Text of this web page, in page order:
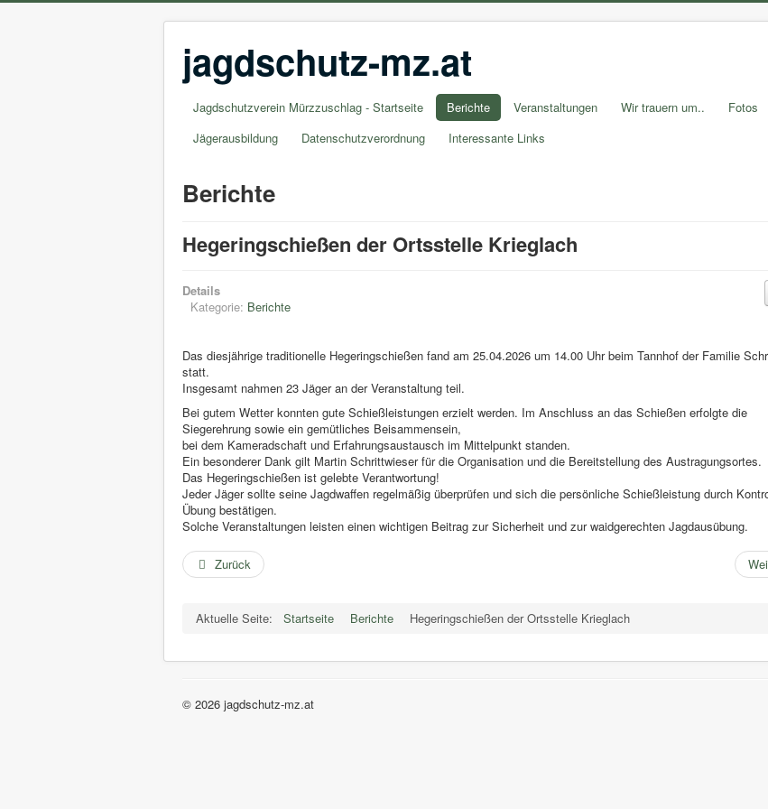
jagdschutz-mz.at
Jagdschutzverein Mürzzuschlag - Startseite Berichte Veranstaltungen Wir trauern um.. Fotos
Jägerausbildung
Datenschutzverordnung Interessante Links
Berichte
Hegeringschießen der Ortsstelle Krieglach
Details
Kategorie: Berichte
Das diesjährige traditionelle Hegeringschießen fand am 25.04.2026 um 14.00 Uhr beim Tannhof der Familie
statt.
Insgesamt nahmen 23 Jäger an der Veranstaltung teil.
Bei gutem Wetter konnten gute Schießleistungen erzielt werden. Im Anschluss an das Schießen erfolgte die
Siegerehrung sowie ein gemütliches Beisammensein,
bei dem Kameradschaft und Erfahrungsaustausch im Mittelpunkt standen.
Ein besonderer Dank gilt Martin Schrittwieser für die Organisation und die Bereitstellung des Austragungsortes.
Das Hegeringschießen ist gelebte Verantwortung!
Jeder Jäger sollte seine Jagdwaffen regelmäßig überprüfen und sich die persönliche Schießleistung durch
Übung bestätigen.
Solche Veranstaltungen leisten einen wichtigen Beitrag zur Sicherheit und zur waidgerechten Jagdausübung.
Zurück
Aktuelle Seite: Startseite Berichte Hegeringschießen der Ortsstelle Krieglach
© 2026 jagdschutz-mz.at